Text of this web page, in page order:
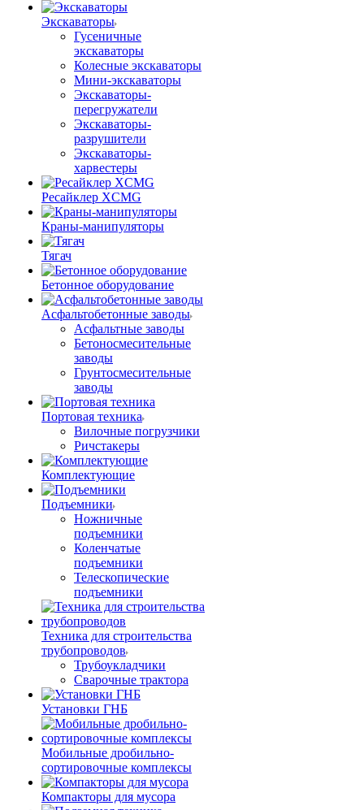
Экскаваторы
Гусеничные
экскаваторы
Колесные экскаваторы
Мини-экскаваторы
Экскаваторы-
перегружатели
Экскаваторы-
разрушители
Экскаваторы-
харвестеры
Ресайклер XCMG
Краны-манипуляторы
Тягач
Бетонное оборудование
Асфальтобетонные заводы
Асфальтные заводы
Бетоносмесительные
заводы
Грунтосмесительные
заводы
Портовая техника
Вилочные погрузчики
Ричстакеры
Комплектующие
Подъемники
Ножничные
подъемники
Коленчатые
подъемники
Телескопические
подъемники
Техника для строительства
трубопроводов
Трубоукладчики
Сварочные трактора
Установки ГНБ
Мобильные дробильно-
сортировочные комплексы
Компакторы для мусора